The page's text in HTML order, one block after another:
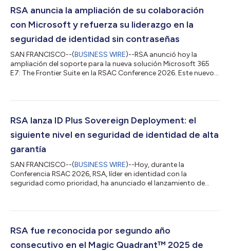
RSA anuncia la ampliación de su colaboración
con Microsoft y refuerza su liderazgo en la
seguridad de identidad sin contraseñas
SAN FRANCISCO--(BUSINESS WIRE)--RSA anunció hoy la
ampliación del soporte para la nueva solución Microsoft 365
E7: The Frontier Suite en la RSAC Conference 2026. Este nuevo
seguridad, una experiencia fluida y operaciones más resilientes
artificial. Al integrar RSA® ID Plus for Microsoft con Microsoft
RSA lanza ID Plus Sovereign Deployment: el
siguiente nivel en seguridad de identidad de alta
garantía
SAN FRANCISCO--(BUSINESS WIRE)--Hoy, durante la
Conferencia RSAC 2026, RSA, líder en identidad con la
seguridad como prioridad, ha anunciado el lanzamiento de
diseñadas para satisfacer las necesidades de las
constante, cumplir con las políticas y las leyes de soberanía de
datos, y defenderse de amenazas avanzadas y persistente...
RSA fue reconocida por segundo año
consecutivo en el Magic Quadrant™ 2025 de